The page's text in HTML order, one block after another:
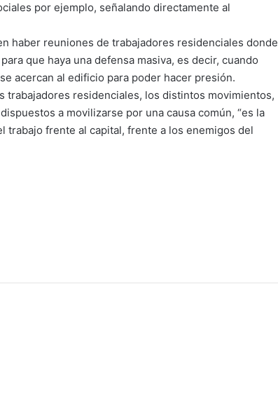
por ejemplo, señalando directamente al
haber reuniones de trabajadores residenciales donde
que haya una defensa masiva, es decir, cuando
acercan al edificio para poder hacer presión.
trabajadores residenciales, los distintos movimientos,
a movilizarse por una causa común, “es la
trabajo frente al capital, frente a los enemigos del